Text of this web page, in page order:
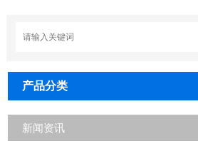
产品分类
新闻资讯